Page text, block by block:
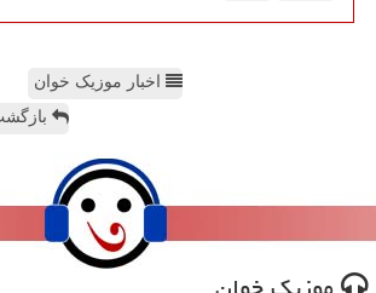
اخبار موزیک خوان